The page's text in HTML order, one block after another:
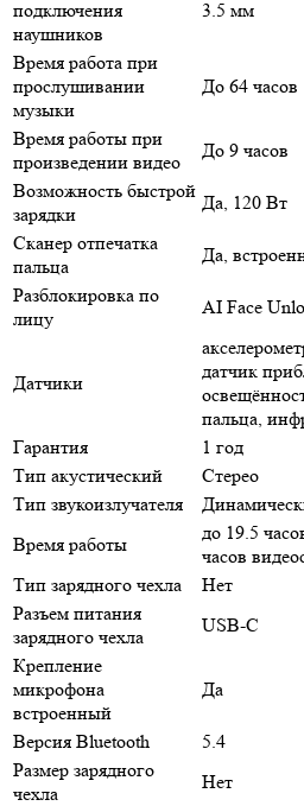
подключения
наушников
3.5 мм
Время работа при
прослушивании
музыки
До 64 часов
Время работы при
произведении видео
До 9 часов
Возможность быстрой
зарядки
Да, 120 Вт
Сканер отпечатка
пальца
Да,
Разблокировка по
лицу
AI Face
Датчики
датчик
пальца,
Гарантия
1 год
Тип акустический
Стерео
Тип звукоизлучателя
Время работы
до 19.5
часов
Тип зарядного чехла
Нет
Разъем питания
зарядного чехла
USB-C
Крепление
микрофона
встроенный
Да
Версия Bluetooth
5.4
Размер зарядного
чехла
Нет